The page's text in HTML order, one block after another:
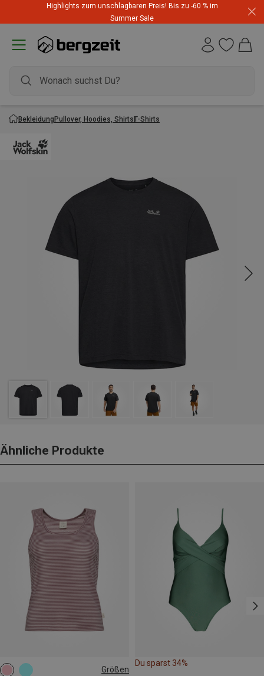
Highlights zum unschlagbaren Preis! Bis zu -60 % im
Summer Sale
BekleidungPullover, Hoodies, ShirtsT-Shirts
Ähnliche Produkte
Größen
XS S
Du sparst 34%